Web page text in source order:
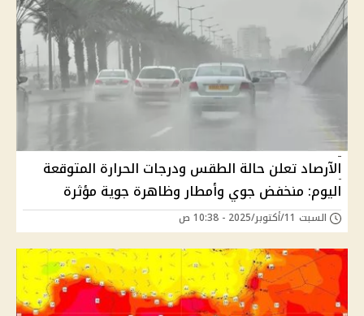
الآرصاد تعلن حالة الطقس ودرجات الحرارة المتوقعة
اليوم: منخفض جوي وأمطار وظاهرة جوية مؤثرة
السبت 11/أكتوبر/2025 - 10:38 ص